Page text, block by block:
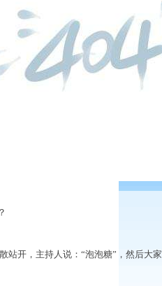
开，主持人说：“泡泡糖”，然后大家